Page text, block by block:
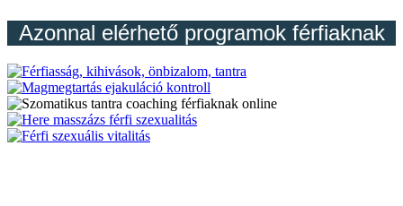
Azonnal elérhető programok férfiaknak